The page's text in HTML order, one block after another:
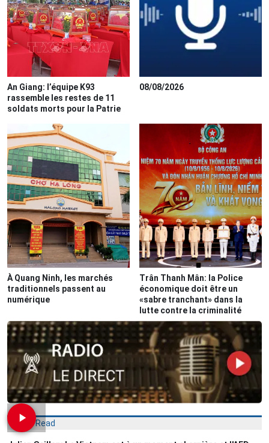
An Giang: l’équipe K93
rassemble les restes de 11
soldats morts pour la Patrie
08/08/2026
À Quang Ninh, les marchés
traditionnels passent au
numérique
Trân Thanh Mân: la Police
économique doit être un
«sabre tranchant» dans la
lutte contre la criminalité
Most Read